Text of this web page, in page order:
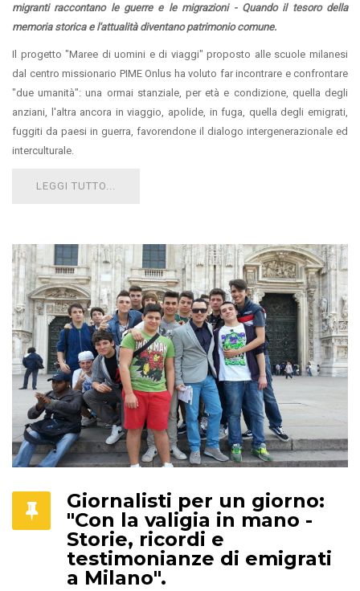
migranti raccontano le guerre e le migrazioni - Quando il tesoro della
memoria storica e l'attualità diventano patrimonio comune.
Il progetto "Maree di uomini e di viaggi" proposto alle scuole milanesi
dal centro missionario PIME Onlus ha voluto far incontrare e confrontare
"due umanità": una ormai stanziale, per età e condizione, quella degli
anziani, l'altra ancora in viaggio, apolide, in fuga, quella degli emigrati,
fuggiti da paesi in guerra, favorendone il dialogo intergenerazionale ed
interculturale.
LEGGI TUTTO...
Giornalisti per un giorno:
"Con la valigia in mano -
Storie, ricordi e
testimonianze di emigrati
a Milano".